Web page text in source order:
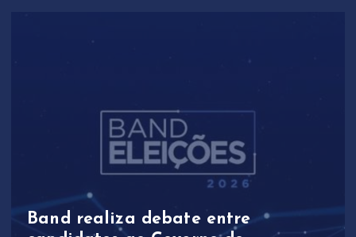
Band realiza debate entre